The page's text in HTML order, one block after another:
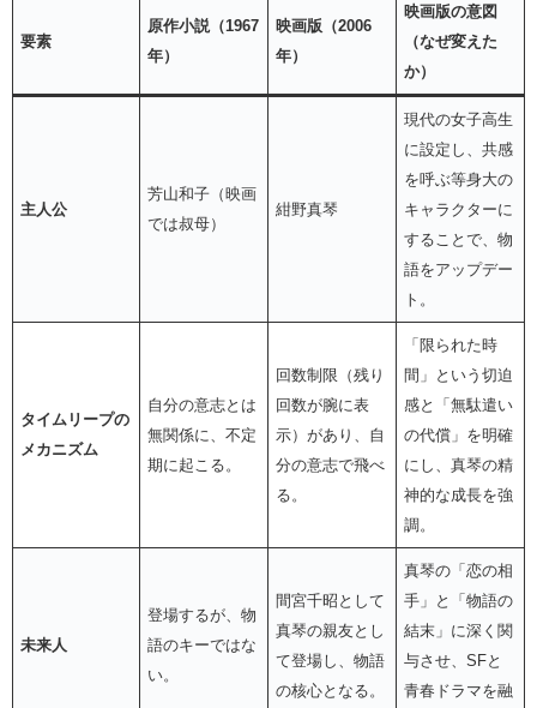
要素
原作小説（1967
年）
映画版（2006
年）
映画版の意図
（なぜ変えた
か）
主人公
芳山和子（映画
では叔母）
紺野真琴
現代の女子高生
に設定し、共感
を呼ぶ等身大の
キャラクターに
することで、物
語をアップデー
ト。
タイムリープの
メカニズム
自分の意志とは
無関係に、不定
期に起こる。
回数制限（残り
回数が腕に表
示）があり、自
分の意志で飛べ
る。
「限られた時
間」という切迫
感と「無駄遣い
の代償」を明確
にし、真琴の精
神的な成長を強
調。
未来人
登場するが、物
語のキーではな
い。
間宮千昭として
真琴の親友とし
て登場し、物語
の核心となる。
真琴の「恋の相
手」と「物語の
結末」に深く関
与させ、SFと
青春ドラマを融